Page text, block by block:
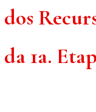
1a.